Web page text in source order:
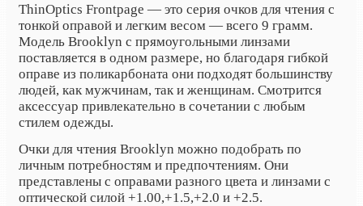
ThinOptics Frontpage — это серия очков для чтения с
тонкой оправой и легким весом — всего 9 грамм.
Модель Brooklyn с прямоугольными линзами
поставляется в одном размере, но благодаря гибкой
оправе из поликарбоната они подходят большинству
людей, как мужчинам, так и женщинам. Смотрится
аксессуар привлекательно в сочетании с любым
стилем одежды.
Очки для чтения Brooklyn можно подобрать по
личным потребностям и предпочтениям. Они
представлены с оправами разного цвета и линзами с
оптической силой +1.00,+1.5,+2.0 и +2.5.